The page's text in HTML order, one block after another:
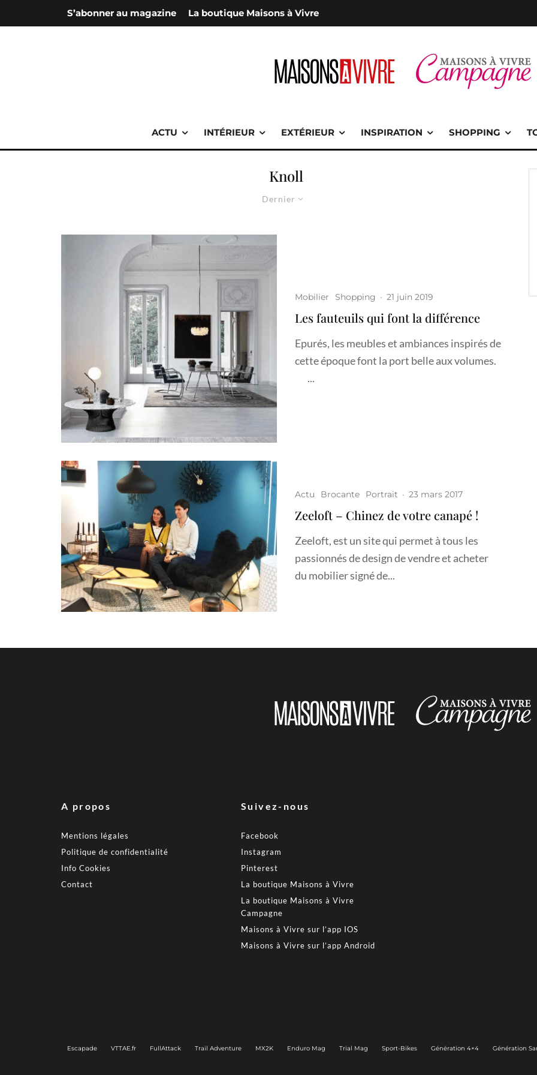
S’abonner au magazine La boutique Maisons à Vivre
ACTU INTÉRIEUR EXTÉRIEUR INSPIRATION SHOPPING
Knoll
Dernier
Mobilier Shopping · 21 juin 2019
Les fauteuils qui font la différence
Epurés, les meubles et ambiances inspirés de
cette époque font la port belle aux volumes.
...
Actu Brocante Portrait · 23 mars 2017
Zeeloft – Chinez de votre canapé !
Zeeloft, est un site qui permet à tous les
passionnés de design de vendre et acheter
du mobilier signé de...
A propos
Mentions légales
Politique de confidentialité
Info Cookies
Contact
Suivez-nous
Facebook
Instagram
Pinterest
La boutique Maisons à Vivre
La boutique Maisons à Vivre
Campagne
Maisons à Vivre sur l’app IOS
Maisons à Vivre sur l’app Android
Escapade VTTAE.fr FullAttack Trail Adventure MX2K Enduro Mag Trial Mag Sport-Bikes Génération 4×4 Génération